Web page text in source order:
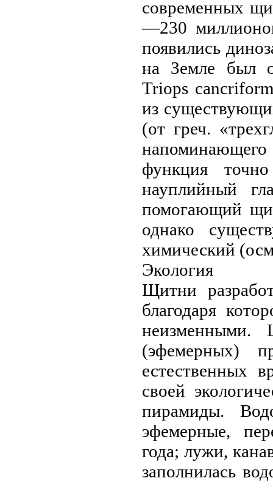
современных
—230
появились
на Земле был
Triops
из
(от греч.
функция
науплийный
помогающий
однако
химический
Экология
Щитни
благодаря
(эфемерных)
естественных
своей
пирамиды.
эфемерные,
года; лужи,
заполнилась